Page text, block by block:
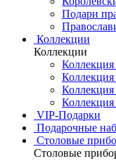
Подари
Коллекции
Коллекции
VIP-Подарки
Подарочные
Столовые
Столовые